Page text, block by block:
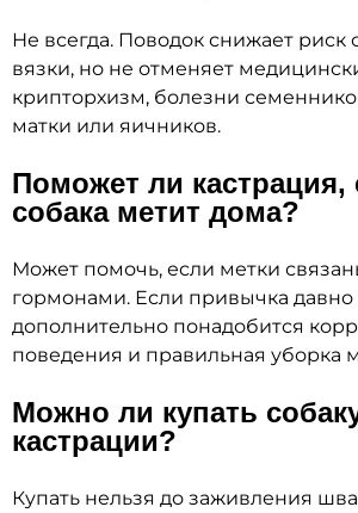
Не всегда. Поводок снижает риск
вязки, но не отменяет
крипторхизм, болезни
матки или яичников.
Поможет ли кастрация,
собака метит дома?
Может помочь, если метки
гормонами. Если привычка давно
дополнительно понадобится
поведения и правильная уборка
Можно ли купать
кастрации?
Купать нельзя до заживления